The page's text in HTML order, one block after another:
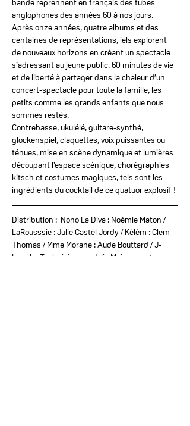
bande reprennent en français des tubes
anglophones des années 60 à nos jours.
Après onze années, quatre albums et des
centaines de représentations, iels explorent
de nouveaux horizons en créant un spectacle
s’adressant au jeune public. 60 minutes de vie
et de liberté à partager dans la chaleur d’un
concert-spectacle pour toute la famille, les
petits comme les grands enfants que nous
sommes restés.
Contrebasse, ukulélé, guitare-synthé,
glockenspiel, claquettes, voix puissantes ou
ténues, mise en scène dynamique et lumières
découpant l’espace scénique, chorégraphies
kitsch et costumes magiques, tels sont les
ingrédients du cocktail de ce quatuor explosif !
Distribution :  Nono La Diva : Noémie Maton /
LaRousssie : Julie Castel Jordy / Kélèm : Clem
Thomas / Mme Morane : Aude Bouttard / J-
Love La Technicienne : Julie Maingonnat